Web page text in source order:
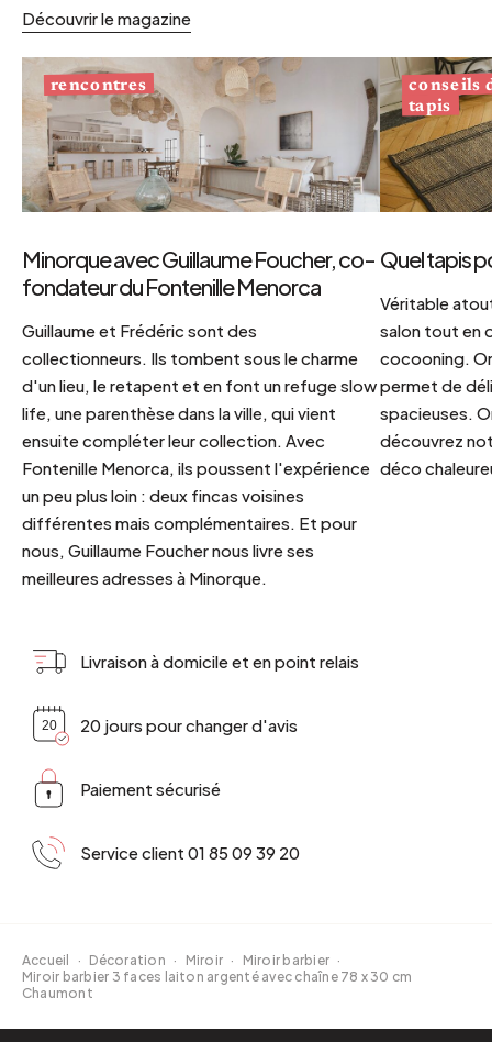
Découvrir le magazine
rencontres
Minorque avec Guillaume Foucher, co-
fondateur du Fontenille Menorca
Guillaume et Frédéric sont des
collectionneurs. Ils tombent sous le charme
d'un lieu, le retapent et en font un refuge slow
life, une parenthèse dans la ville, qui vient
ensuite compléter leur collection. Avec
Fontenille Menorca, ils poussent l'expérience
un peu plus loin : deux fincas voisines
différentes mais complémentaires. Et pour
nous, Guillaume Foucher nous livre ses
meilleures adresses à Minorque.
conseils
tapis
Quel tapis
Véritable
salon tout en
cocooning.
permet de
spacieuses.
découvrez
déco
Livraison à domicile et en point relais
20 jours pour changer d'avis
Paiement sécurisé
Service client 01 85 09 39 20
Accueil · Décoration · Miroir · Miroir barbier ·
Miroir barbier 3 faces laiton argenté avec chaîne 78 x 30 cm
Chaumont